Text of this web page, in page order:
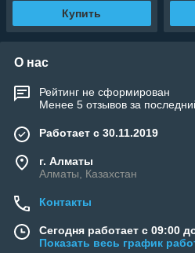
Купить
О нас
Рейтинг не сформирован
Менее 5 отзывов за
Работает с 30.11.2019
г. Алматы
Алматы, Казахстан
Контакты
Сегодня работает с 09:00
Показать весь график